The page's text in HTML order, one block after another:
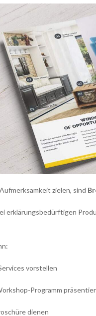
zielen, sind
erklärungsbedürftigen
vorstellen
Programm
dienen